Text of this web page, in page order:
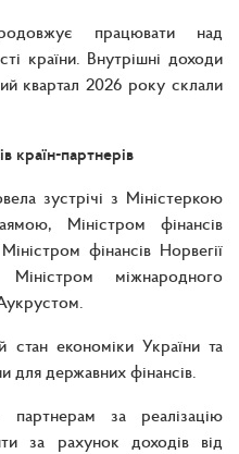
працювати над
країни. Внутрішні доходи
квартал 2026 року склали
країн-партнерів
зустрічі з Міністеркою
Міністром фінансів
фінансів Норвегії
міжнародного
стан економіки України та
для державних фінансів.
за реалізацію
за рахунок доходів від